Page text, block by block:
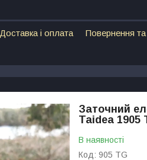
Доставка і оплата Повернення та
Заточний
Taidea 1905
В наявності
Код: 905 TG